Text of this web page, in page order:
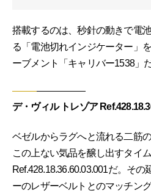
搭載するのは、秒針の動きで電
る「電池切れインジケーター」
ーブメント「キャリバー1538」だ
デ・ヴィル トレゾア
ベゼルからラグへと流れる二筋
この上ない気品を醸し出すタイ
Ref.428.18.36.60.03.001だ。そ
ーのレザーベルトとのマッチン